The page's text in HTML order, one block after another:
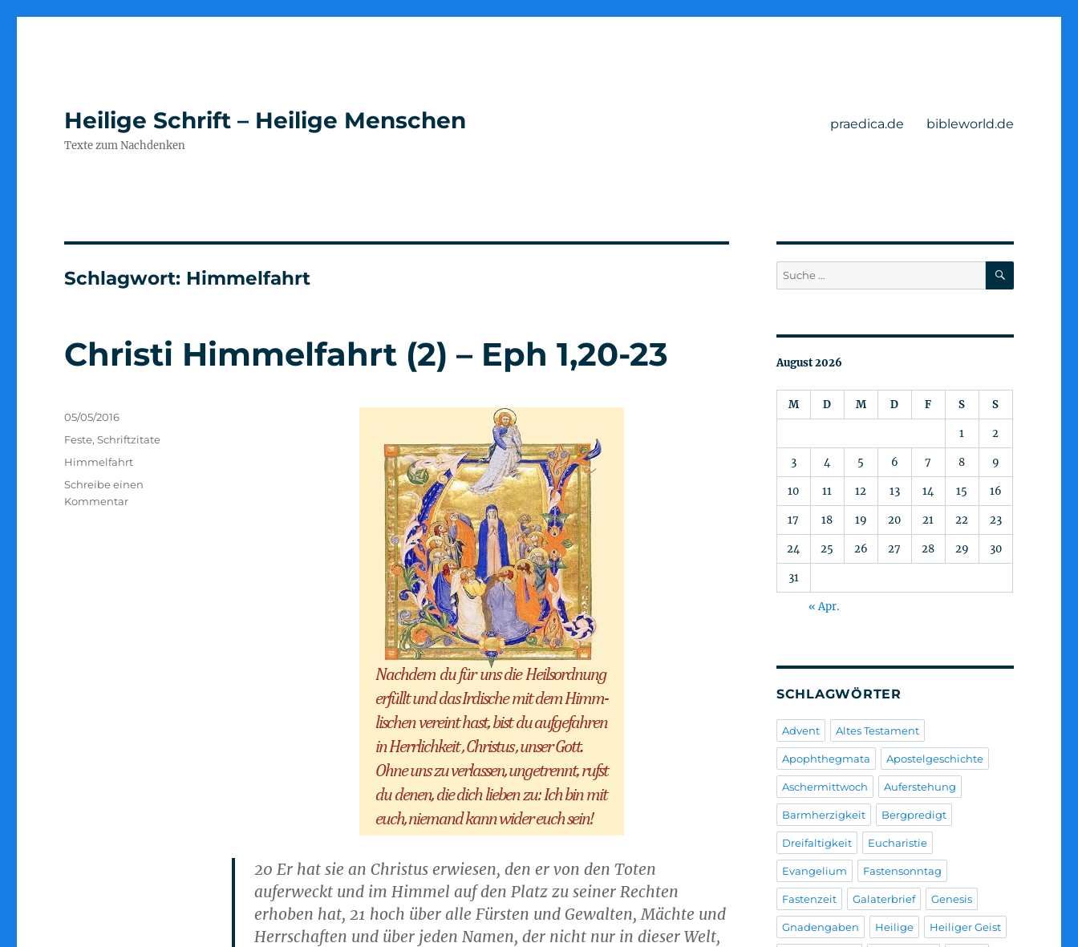
Heilige Schrift – Heilige Menschen
Texte zum Nachdenken
praedica.de bibleworld.de
Schlagwort: Himmelfahrt
Christi Himmelfahrt (2) – Eph 1,20-23
20 Er hat sie an Christus erwiesen, den er von den Toten
auferweckt und im Himmel auf den Platz zu seiner Rechten
erhoben hat, 21 hoch über alle Fürsten und Gewalten, Mächte und
Herrschaften und über jeden Namen, der nicht nur in dieser Welt,
Veröffentlicht
05/05/2016
Kategorien
Feste,Schriftzitate
Schlagwörter
Himmelfahrt
Schreibe einen
Kommentarzu
Suche
nach:
SUCHEN
August 2026
M D M D F S S
1 2
3 4 5 6 7 8 9
10 11 12 13 14 15 16
17 18 19 20 21 22 23
24 25 26 27 28 29 30
31
« Apr.
SCHLAGWÖRTER
Advent Altes Testament
Apophthegmata Apostelgeschichte
Aschermittwoch Auferstehung
Barmherzigkeit Bergpredigt
Dreifaltigkeit Eucharistie
Evangelium Fastensonntag
Fastenzeit Galaterbrief Genesis
Gnadengaben Heilige Heiliger Geist